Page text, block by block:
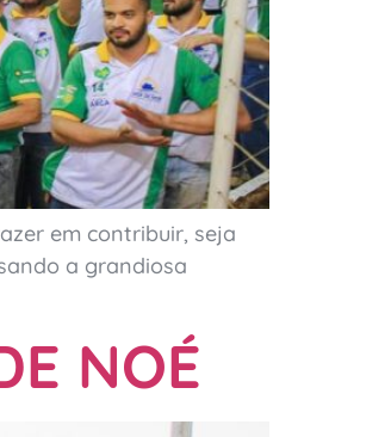
em contribuir, seja
a grandiosa
NOÉ